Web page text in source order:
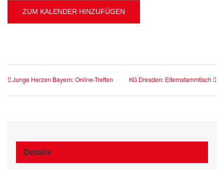
ZUM KALENDER HINZUFÜGEN
Junge Herzen Bayern: Online-Treffen KG Dresden: Elternstammtisch
Details